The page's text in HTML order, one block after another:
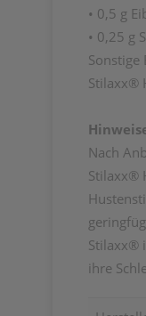
• 0,5 g
• 0,25 g
Stilaxx®
Nach
Stilaxx®
Stilaxx®
ihre